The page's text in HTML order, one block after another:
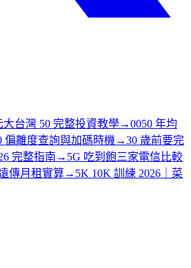
大台灣 50 完整投資教學→0050 年均
偏離度查詢與加碼時機 →30 歲前要完
完整指南 → 5G 吃到飽三家電信比較
傳月租實算→ 5K 10K 訓練 2026｜菜